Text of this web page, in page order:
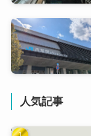
人気記事